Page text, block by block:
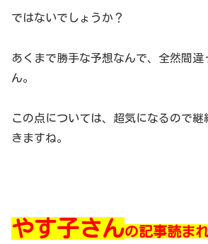
ではないでしょうか？
あくまで勝手な予想なんで、全然間違
ん。
この点については、超気になるので
きますね。
やす子さんの記事読ま